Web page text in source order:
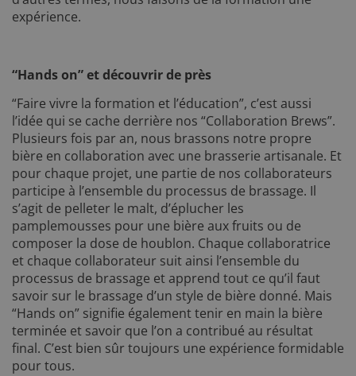
expérience.
“Hands on” et découvrir de près
“Faire vivre la formation et l’éducation”, c’est aussi
l’idée qui se cache derrière nos “Collaboration Brews”.
Plusieurs fois par an, nous brassons notre propre
bière en collaboration avec une brasserie artisanale. Et
pour chaque projet, une partie de nos collaborateurs
participe à l’ensemble du processus de brassage. Il
s’agit de pelleter le malt, d’éplucher les
pamplemousses pour une bière aux fruits ou de
composer la dose de houblon. Chaque collaboratrice
et chaque collaborateur suit ainsi l’ensemble du
processus de brassage et apprend tout ce qu’il faut
savoir sur le brassage d’un style de bière donné. Mais
“Hands on” signifie également tenir en main la bière
terminée et savoir que l’on a contribué au résultat
final. C’est bien sûr toujours une expérience formidable
pour tous.